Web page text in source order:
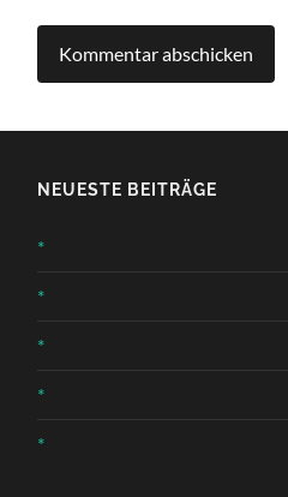
NEUESTE BEITRÄGE
*
*
*
*
*